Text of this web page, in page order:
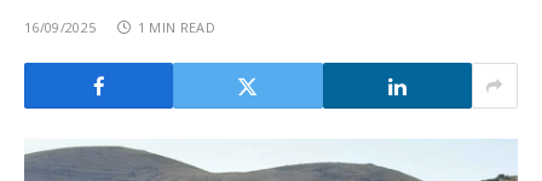
16/09/2025 1 MIN READ